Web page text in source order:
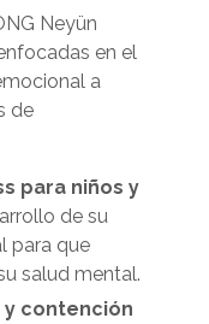
Neyün
en el
a
de
para niños y
de su
para que
salud mental.
y contención